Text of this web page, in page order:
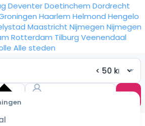
DeventerDoetinchem Dordrecht
Haarlem Helmond Hengelo
Maastricht Nijmegen Nijmegen
Rotterdam Tilburg Veenendaal
Alle steden